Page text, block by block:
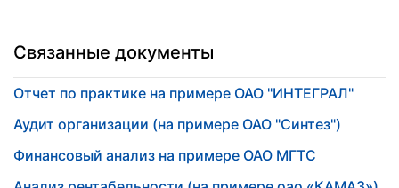
Связанные документы
Отчет по практике на примере ОАО "ИНТЕГРАЛ"
Аудит организации (на примере ОАО "Синтез")
Финансовый анализ на примере ОАО МГТС